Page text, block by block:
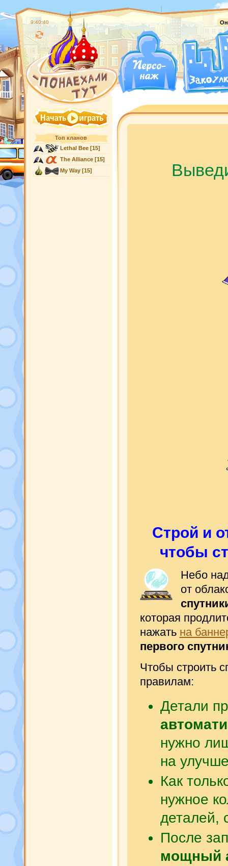
9:40:41
Топ кланов
Lethal Bee[15]
The Alliance[15]
My Way[15]
Строй и
чтобы
Небо
от
которая
нажать на
первого
Чтобы строить
правилам:
Детали
нужно
на
Как
нужное
После
мощный